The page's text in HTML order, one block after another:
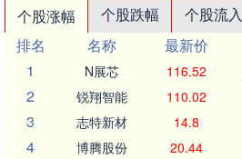
个股涨幅 个股跌幅 个股流入
排名
名称 最新价
1
N展芯 116.52
2 锐翔智能 110.02
3 志特新材 14.8
4 博腾股份 20.44